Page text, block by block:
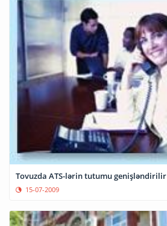
Tovuzda ATS-lərin tutumu genişləndirilir
15-07-2009